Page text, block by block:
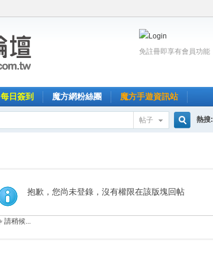
免註冊即享有會員功能
每日簽到 魔方網粉絲團 魔方手遊資訊站
帖子
索
熱搜:
抱歉，您尚未登錄，沒有權限在該版塊回帖
請稍候...